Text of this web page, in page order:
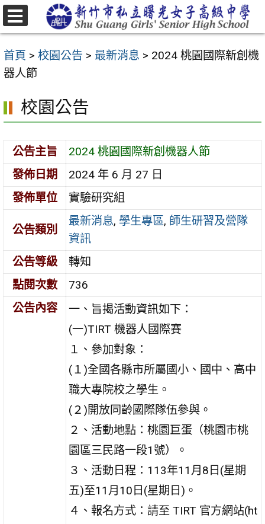
跳
至
要
內
區
首頁 > 校園公告 > 最新消息 > 2024 桃園國際新創機
器人節
校園公告
公告主旨
2024 桃園國際新創機器人節
發佈日期
2024 年 6 月 27 日
發佈單位
實驗研究組
公告類別
最新消息, 學生專區, 師生研習及營隊
資訊
公告等級
轉知
點閱次數
736
公告內容
一、旨揭活動資訊如下：
(一)TIRT 機器人國際賽
１、參加對象：
(１)全國各縣市所屬國小、國中、高中
職大專院校之學生。
(２)開放同齡國際隊伍參與。
２、活動地點：桃園巨蛋（桃園市桃
園區三民路一段1號）。
３、活動日程：113年11月8日(星期
五)至11月10日(星期日)。
４、報名方式：請至 TIRT 官方網站(ht
選
單